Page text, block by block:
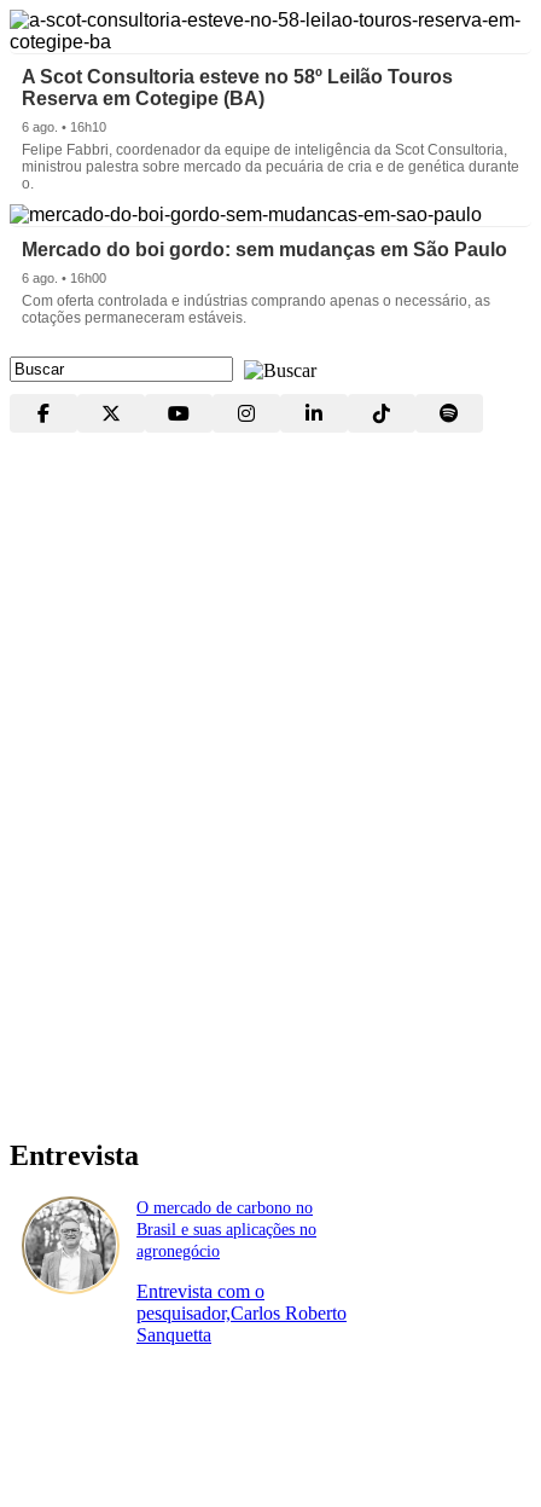
A Scot Consultoria esteve no 58º Leilão Touros
Reserva em Cotegipe (BA)
6 ago. • 16h10
Felipe Fabbri, coordenador da equipe de inteligência da Scot Consultoria,
ministrou palestra sobre mercado da pecuária de cria e de genética durante
o.
Mercado do boi gordo: sem mudanças em São Paulo
6 ago. • 16h00
Com oferta controlada e indústrias comprando apenas o necessário, as
cotações permaneceram estáveis.
Entrevista
O mercado de carbono no
Brasil e suas aplicações no
agronegócio
Entrevista com o
pesquisador,Carlos Roberto
Sanquetta